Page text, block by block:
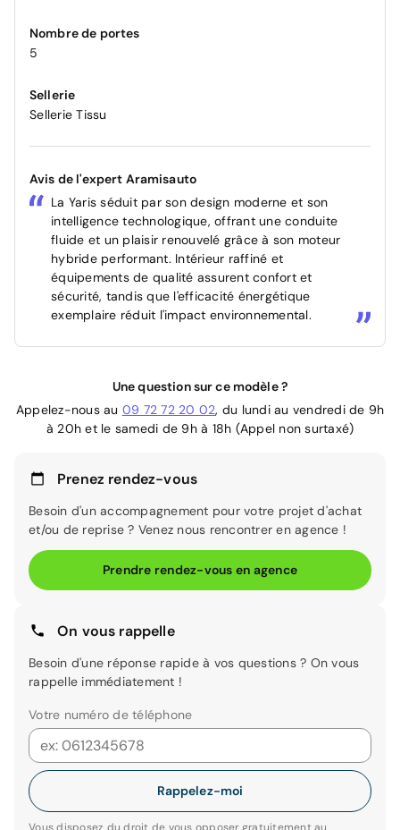
Nombre de portes
5
Sellerie
Sellerie Tissu
Avis de l'expert Aramisauto
La Yaris séduit par son design moderne et son
intelligence technologique, offrant une conduite
fluide et un plaisir renouvelé grâce à son moteur
hybride performant. Intérieur raffiné et
équipements de qualité assurent confort et
sécurité, tandis que l'efficacité énergétique
exemplaire réduit l'impact environnemental.
Une question sur ce modèle ?
Appelez-nous au 09 72 72 20 02, du lundi au vendredi de 9h
à 20h et le samedi de 9h à 18h (Appel non surtaxé)
Prenez rendez-vous
Besoin d'un accompagnement pour votre projet d'achat
et/ou de reprise ? Venez nous rencontrer en agence !
Prendre rendez-vous en agence
On vous rappelle
Besoin d'une réponse rapide à vos questions ? On vous
rappelle immédiatement !
Votre numéro de téléphone
Rappelez-moi
Vous disposez du droit de vous opposer gratuitement au